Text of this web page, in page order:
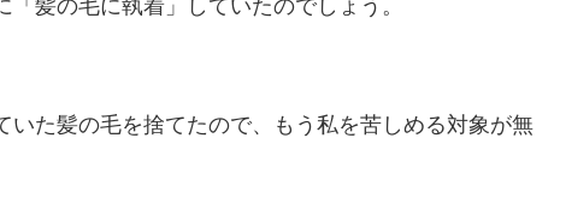
髪の毛に執着」していたのでしょう。
いた髪の毛を捨てたので、もう私を苦しめる対象が無